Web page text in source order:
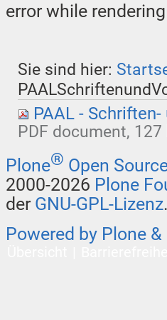
error while
Sie sind hier:
PAAL -
PDF document,
Plone® Open
2000-2026 Plone
der GNU-GPL-Lizenz.
Powered by Plone